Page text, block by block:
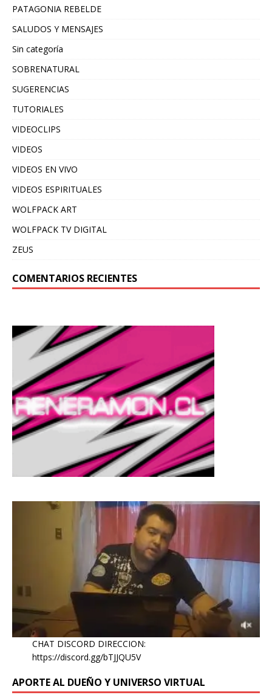
PATAGONIA REBELDE
SALUDOS Y MENSAJES
Sin categoría
SOBRENATURAL
SUGERENCIAS
TUTORIALES
VIDEOCLIPS
VIDEOS
VIDEOS EN VIVO
VIDEOS ESPIRITUALES
WOLFPACK ART
WOLFPACK TV DIGITAL
ZEUS
COMENTARIOS RECIENTES
CHAT DISCORD DIRECCION:
https://discord.gg/bTJJQU5V
APORTE AL DUEÑO Y UNIVERSO VIRTUAL